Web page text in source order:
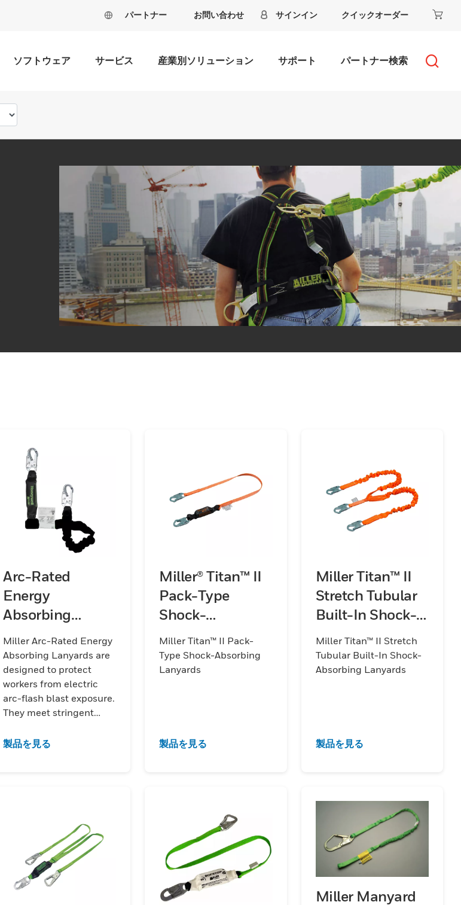
パートナー お問い合わせ サインイン クイックオーダー
ソフトウェア サービス 産業別ソリューション サポート パートナー検索
Arc-Rated
Energy
Absorbing
Lanyards
Miller Arc-Rated Energy
Absorbing Lanyards are
designed to protect
workers from electric
arc-flash blast exposure.
They meet stringent
standards and are
製品を見る
Miller® Titan™ II
Pack-Type
Shock-
Absorbing
Lanyards
Miller Titan™ II Pack-
Type Shock-Absorbing
Lanyards
製品を見る
Miller Titan™ II
Stretch Tubular
Built-In Shock-
Absorbing
Lanyards
Miller Titan™ II Stretch
Tubular Built-In Shock-
Absorbing Lanyards
製品を見る
Miller Manyard